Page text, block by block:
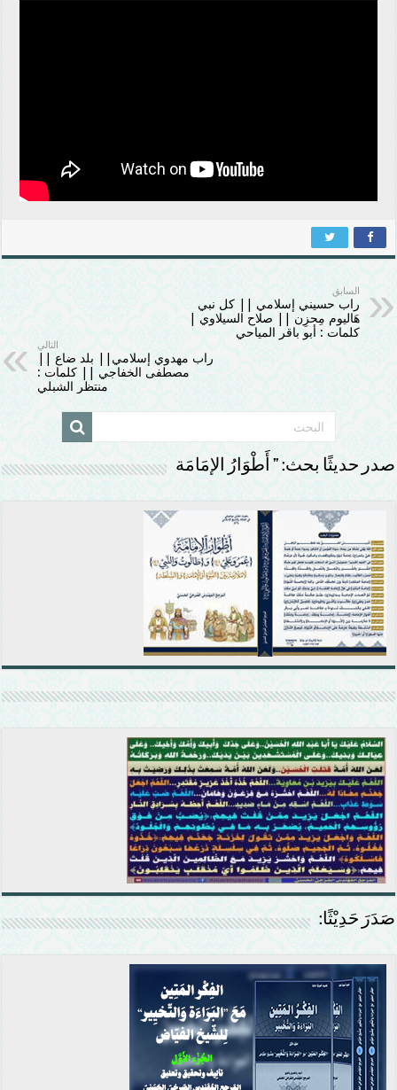
السابق
راب حسيني إسلامي || كل نبي
هَاليوم مِحزِن || صلاح السيلاوي |
كلمات : أبو باقر المياحي
التالي
راب مهدوي إسلامي|| بلد ضاع ||
مصطفى الخفاجي || كلمات :
منتظر الشبلي
صدر حديثًا بحث: ” أَطْوَارُ الإمَامَة
صَدَرَ حَدِيْثًا: